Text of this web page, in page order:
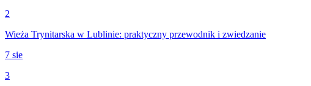
2
Wieża Trynitarska w Lublinie: praktyczny przewodnik i zwiedzanie
7 sie
3